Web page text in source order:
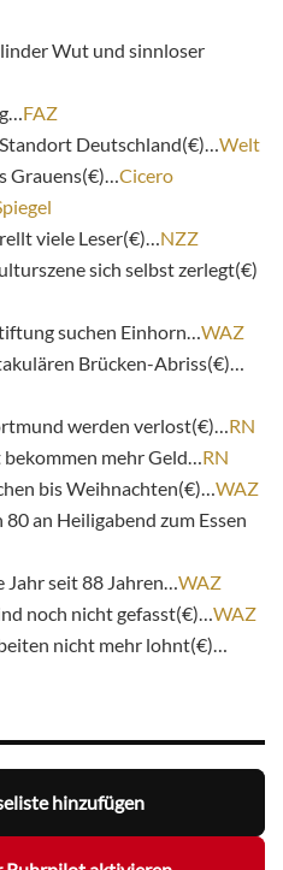
Wut und sinnloser
FAZ
Deutschland(€)… Welt
Cicero
viele Leser(€)… NZZ
sich selbst zerlegt(€)
suchen Einhorn… WAZ
Brücken-Abriss(€)…
werden verlost(€)… RN
mehr Geld… RN
bis Weihnachten(€)… WAZ
an Heiligabend zum Essen
seit 88 Jahren… WAZ
noch nicht gefasst(€)… WAZ
nicht mehr lohnt(€)…
hinzufügen